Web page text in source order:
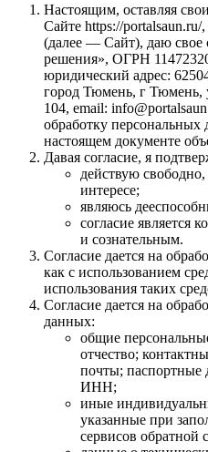
Настоящим, оставляя
Сайте https://portalsaun.ru/
(далее — Сайт), даю
решения», ОГРН
юридический адрес:
город Тюмень, г Тюмень,
104, email:
обработку персональных
настоящем документе
Давая согласие, я
действую
интересе;
являюсь
согласие
и сознательным.
Согласие дается на
как с использованием
использования таких
Согласие дается на
данных:
общие
отчество;
почты; паспортные
ИНН;
иные
указанные при
сервисов обратной